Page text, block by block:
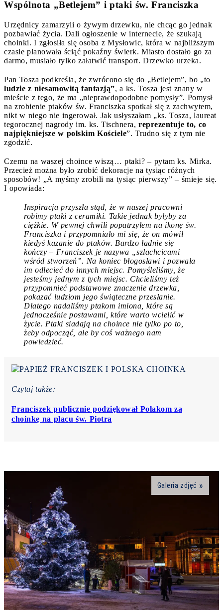
Wspólnota „Betlejem” i ptaki św. Franciszka
Urzędnicy zamarzyli o żywym drzewku, nie chcąc go jednak
pozbawiać życia. Dali ogłoszenie w internecie, że szukają
choinki. I zgłosiła się osoba z Mysłowic, która w najbliższym
czasie planowała ściąć pokaźny świerk. Miasto dostało go za
darmo, musiało tylko załatwić transport. Drzewko urzeka.
Pan Tosza podkreśla, że zwrócono się do „Betlejem”, bo „to
ludzie z niesamowitą fantazją”, a ks. Tosza jest znany w
mieście z tego, że ma „nieprawdopodobne pomysły”. Pomysł
na zrobienie ptaków św. Franciszka spotkał się z zachwytem,
nikt w niego nie ingerował. Jak usłyszałam „ks. Tosza, laureat
tegorocznej nagrody im. ks. Tischnera, reprezentuje to, co
najpiękniejsze w polskim Kościele”. Trudno się z tym nie
zgodzić.
Czemu na waszej choince wiszą… ptaki? – pytam ks. Mirka.
Przecież można było zrobić dekoracje na tysiąc różnych
sposobów! „A myśmy zrobili na tysiąc pierwszy” – śmieje się.
I opowiada:
Inspiracja przyszła stąd, że w naszej pracowni
robimy ptaki z ceramiki. Takie jednak byłyby za
ciężkie. W pewnej chwili popatrzyłem na ikonę św.
Franciszka i przypomniało mi się, że on mówił
kiedyś kazanie do ptaków. Bardzo ładnie się
kończy – Franciszek je nazywa „szlachcicami
wśród stworzeń”. Na koniec błogosławi i pozwala
im odlecieć do innych miejsc. Pomyśleliśmy, że
jesteśmy jednym z tych miejsc. Chcieliśmy też
przypomnieć podstawowe znaczenie drzewka,
pokazać ludziom jego świąteczne przesłanie.
Dlatego nadaliśmy ptakom imiona, które są
jednocześnie postawami, które warto wcielić w
życie. Ptaki siadają na choince nie tylko po to,
żeby odpocząć, ale by coś ważnego nam
powiedzieć.
Czytaj także:
Franciszek publicznie podziękował Polakom za
choinkę na placu św. Piotra
Galeria zdjęć